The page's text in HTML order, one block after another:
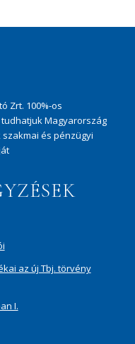
Zrt. 100%-os
Magyarország
és pénzügyi
az új Tbj. törvény
I.